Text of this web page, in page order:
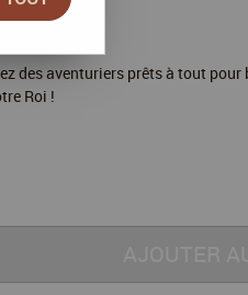
des aventuriers prêts à tout pour
Roi !